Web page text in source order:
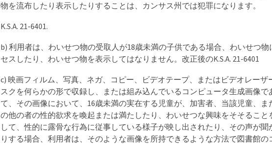
物を流布したり表示したりすることは、カンサス州では犯罪になります。
K.S.A. 21-6401.
b) 利用者は、わいせつ物の受取人が18歳未満の子供である場合、わいせつ物
セスしたり、わいせつ物を表示してはなりません。改正後のK.S.A. 21-6401
c) 映画フィルム、写真、ネガ、コピー、ビデオテープ、またはビデオレーザ
スクを何らかの形で収録し、または組み込んでいるコンピュータ生成画像で
て、その画像において、16歳未満の実在する児童が、加害者、当該児童、ま
の他の者の性的欲求を喚起または満たしたり、わいせつな興味をそそること
して、性的に露骨な行為に従事している様子が映し出されたり、その声が聞
りする場合、利用者は、そのような画像を所持できるような方法で図書館の